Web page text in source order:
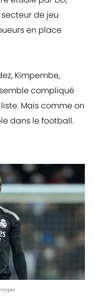
de jeu
en place
Kimpembe,
compliqué
Mais comme on
dans le football.